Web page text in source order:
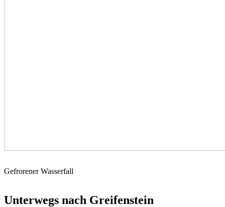
Gefrorener Wasserfall
Unterwegs nach Greifenstein